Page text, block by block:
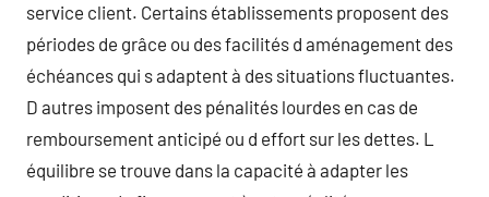
service client. Certains établissements proposent des
périodes de grâce ou des facilités d aménagement des
échéances qui s adaptent à des situations fluctuantes.
D autres imposent des pénalités lourdes en cas de
remboursement anticipé ou d effort sur les dettes. L
équilibre se trouve dans la capacité à adapter les